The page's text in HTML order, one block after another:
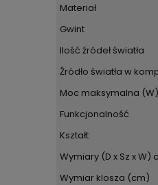
Materiał
Gwint
Ilość źródeł światła
Źródło światła w
Moc maksymalna (W)
Funkcjonalność
Kształt
Wymiary (D x Sz x W)
Wymiar klosza (cm)